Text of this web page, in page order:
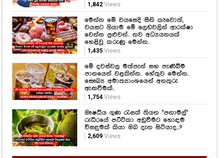
1,842Views
මෙන්න මේ වයසෙදි සීනි කෑවොත්,
වයසට ගියාම මේ ලෙඩවලින් ආරක්ෂා
වෙන්න පුළුවන්.. නව අධ්‍යයනයක්
හෙළිවූ කරුණු මෙන්න..
1,435Views
මේ දවස්වල මත්පැන් සහ පැණිබීම
පානයෙන් වළකින්න.. හේතුව මෙන්න..
සෞඛ්‍ය අමාත්‍යාංශයෙන් අනතුරු
ඇඟවීමක්..
1,754Views
ඖෂධීය ගුණ රැසක් තියන "පනාමල්"
රුධිරයේ පට්ටිකා අඩුවීමට හොඳම
විසඳුමක් කියා ඔබ දැන සිටියාද...?
2,609Views